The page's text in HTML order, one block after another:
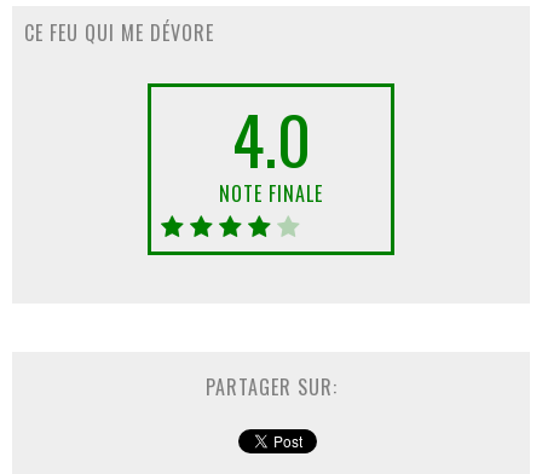
CE FEU QUI ME DÉVORE
4.0
NOTE FINALE
PARTAGER SUR: